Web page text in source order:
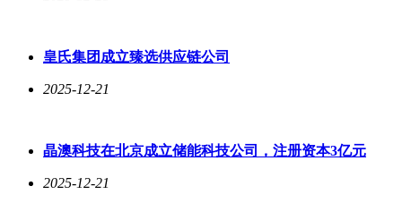
皇氏集团成立臻选供应链公司
2025-12-21
晶澳科技在北京成立储能科技公司，注册资本3亿元
2025-12-21